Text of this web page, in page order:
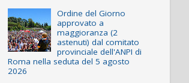
Ordine del Giorno
approvato a
maggioranza (2
astenuti) dal comitato
provinciale dell'ANPI di
Roma nella seduta del 5 agosto
2026